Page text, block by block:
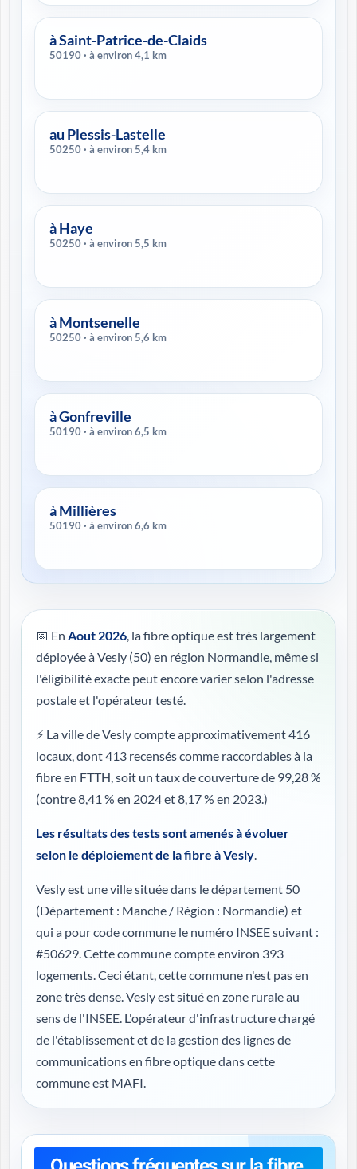
à Saint-Patrice-de-Claids
50190 · à environ 4,1 km
au Plessis-Lastelle
50250 · à environ 5,4 km
à Haye
50250 · à environ 5,5 km
à Montsenelle
50250 · à environ 5,6 km
à Gonfreville
50190 · à environ 6,5 km
à Millières
50190 · à environ 6,6 km
📅 En Aout 2026, la fibre optique est très largement
déployée à Vesly (50) en région Normandie, même si
l'éligibilité exacte peut encore varier selon l'adresse
postale et l'opérateur testé.
⚡ La ville de Vesly compte approximativement 416
locaux, dont 413 recensés comme raccordables à la
fibre en FTTH, soit un taux de couverture de 99,28 %
(contre 8,41 % en 2024 et 8,17 % en 2023.)
Les résultats des tests sont amenés à évoluer
selon le déploiement de la fibre à Vesly.
Vesly est une ville située dans le département 50
(Département : Manche / Région : Normandie) et
qui a pour code commune le numéro INSEE suivant :
#50629. Cette commune compte environ 393
logements. Ceci étant, cette commune n'est pas en
zone très dense. Vesly est situé en zone rurale au
sens de l'INSEE. L'opérateur d'infrastructure chargé
de l'établissement et de la gestion des lignes de
communications en fibre optique dans cette
commune est MAFI.